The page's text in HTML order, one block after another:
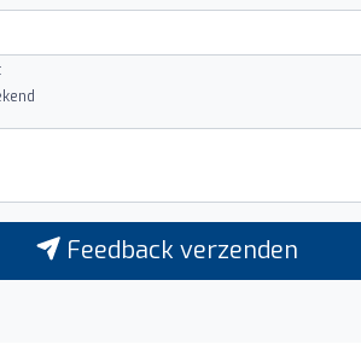
Feedback verzenden